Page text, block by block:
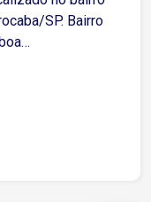
SP. Bairro
oportunidade
amplas